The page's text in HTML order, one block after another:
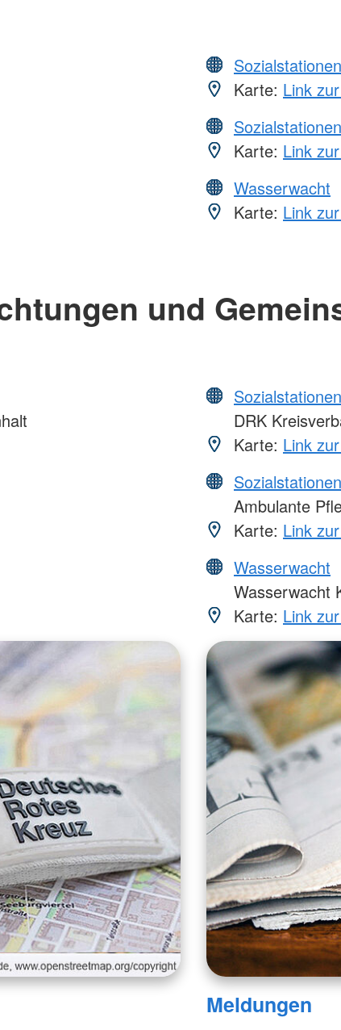
Sozialstationen
Karte: Link
Sozialstationen
Karte: Link
Wasserwacht
Karte: Link
und
Sozialstationen
DRK
Karte: Link
Sozialstationen
Ambulante
Karte: Link
Wasserwacht
Wasserwacht
Karte: Link
Meldungen